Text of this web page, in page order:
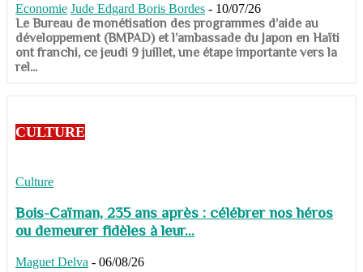
Economie Jude Edgard Boris Bordes - 10/07/26
​​​​​​​Le Bureau de monétisation des programmes d’aide au
développement (BMPAD) et l’ambassade du Japon en Haïti
ont franchi, ce jeudi 9 juillet, une étape importante vers la
rel...
CULTURE
Culture
Bois-Caïman, 235 ans après : célébrer nos héros
ou demeurer fidèles à leur...
Maguet Delva - 06/08/26